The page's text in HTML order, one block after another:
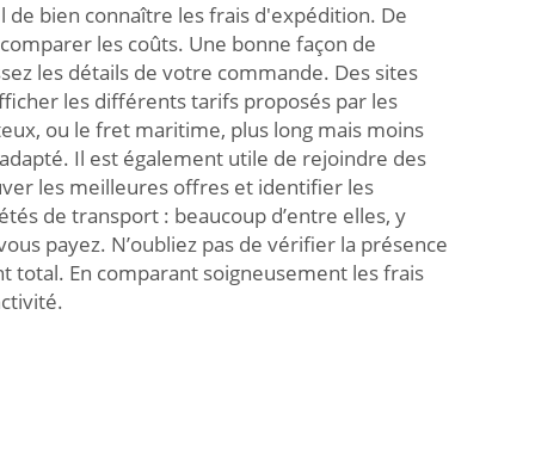
bien connaître les frais d'expédition. De
les coûts. Une bonne façon de
les détails de votre commande. Des sites
les différents tarifs proposés par les
ou le fret maritime, plus long mais moins
Il est également utile de rejoindre des
les meilleures offres et identifier les
de transport : beaucoup d’entre elles, y
payez. N’oubliez pas de vérifier la présence
total. En comparant soigneusement les frais